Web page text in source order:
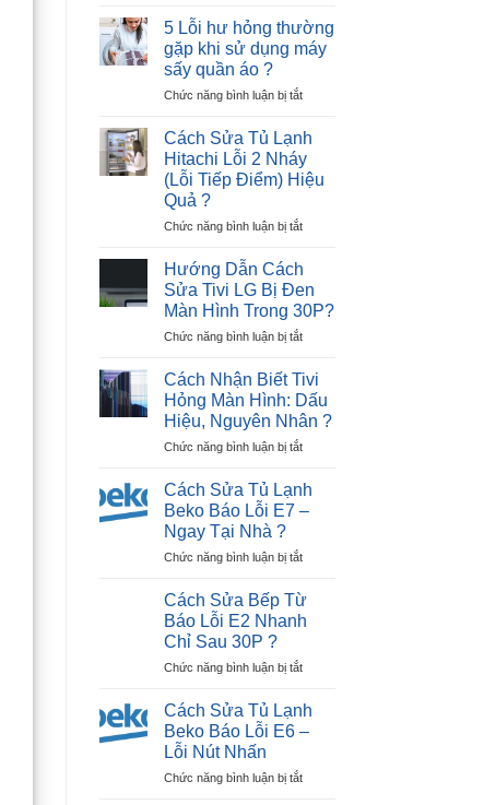
Pháp
Nháy
Cực
?
Sửa
Máy
Sấy
Áo
Lên
Trong
30P
5 Lỗi hư hỏng thường
gặp khi sử dụng máy
sấy quần áo ?
Chức năng bình luận bị tắtở
Lỗi
hỏng
thường
khi
máy
sấy
quần
áo
Cách Sửa Tủ Lạnh
Hitachi Lỗi 2 Nháy
(Lỗi Tiếp Điểm) Hiệu
Quả ?
Chức năng bình luận bị tắtở
Lạnh
Hitachi
Lỗi
Nháy
(Lỗi
Tiếp
Điểm)
Hiệu
?
Hướng Dẫn Cách
Sửa Tivi LG Bị Đen
Màn Hình Trong 30P?
Chức năng bình luận bị tắtở
Dẫn
Cách
Sửa
Tivi
LG
Đen
30P?
Cách Nhận Biết Tivi
Hỏng Màn Hình: Dấu
Hiệu, Nguyên Nhân ?
Chức năng bình luận bị tắtở
Nhận
Màn
Dấu
Nguyên
?
Cách Sửa Tủ Lạnh
Beko Báo Lỗi E7 –
Ngay Tại Nhà ?
Chức năng bình luận bị tắtở
Lạnh
Báo
E7
Nhà
Cách Sửa Bếp Từ
Báo Lỗi E2 Nhanh
Chỉ Sau 30P ?
Chức năng bình luận bị tắtở
Sửa
Lỗi
Cách Sửa Tủ Lạnh
Beko Báo Lỗi E6 –
Lỗi Nút Nhấn
Chức năng bình luận bị tắtở